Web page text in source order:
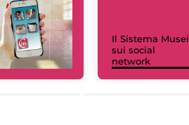
Il Sistema Musei
sui social
network